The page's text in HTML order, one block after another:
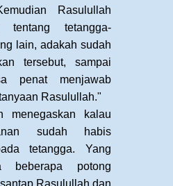
Rasulullah
tentang tetangga-
lain, adakah sudah
tersebut, sampai
penat menjawab
Rasulullah."
menegaskan kalau
sudah habis
tetangga. Yang
beberapa potong